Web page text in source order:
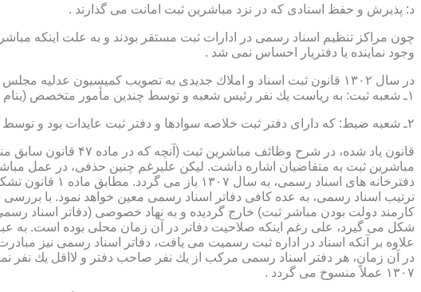
د: پذیرش و حفظ اسنادی كه در نزد مباشرین ثبت امانت می گذارند .
چون مراكز تنظیم اسناد رسمی در ادارات ثبت مستقر بودند و به علت اینكه
وجود نماینده یا دفتریار احساس نمی شد .
در سال ۱۳۰۲ قانون ثبت اسناد و املاك جدیدی به تصویب كمیسیون عدلیه مجلس شورای ملی رسید كه مطابق ماده ۵ قانون یاد شده، هر دایره ثبت اسناد، از دو قسمت زیر تشكیل می شد.
۱ـ شعبه ثبت: به ریاست یك نفر رئیس شعبه و توسط چندین مأمور متخصص (بنام مباشرین ثبت) اداره می شد
۲ـ شعبه ضبط: كه دارای دفتر ثبت خلاصه سوادها و دفتر ثبت عایدات بود و توسط سایر كارمندان (اجزاء) اداره ثبت تصدی می شد .
قانون یاد شده، در
مباشرین ثبت به متقاضیان اشاره داشت. لیكن علیرغم چنین حذفی، در عمل
ترتیب اسناد رسمی، به عده كافی دفاتر اسناد رسمی معین خواهد نمود. با
كارمند دولت بودن مباشر ثبت) خارج گردیده و به نهاد خصوصی (دفاتر اسناد
علاوه بر آنكه اسناد در اداره ثبت رسمیت می یافت، دفاتر اسناد رسمی نیز
۱۳۰۷ عملاً منسوخ می گردد .